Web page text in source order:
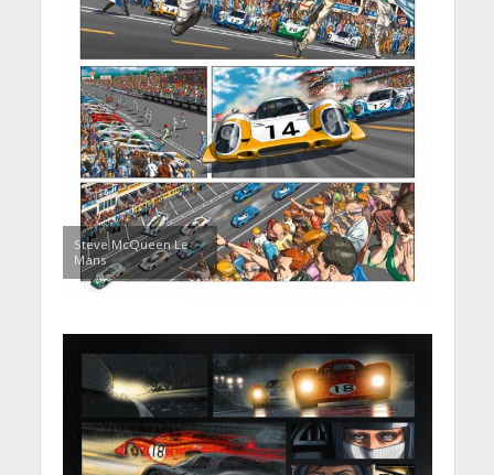
Steve McQueen Le
Mans